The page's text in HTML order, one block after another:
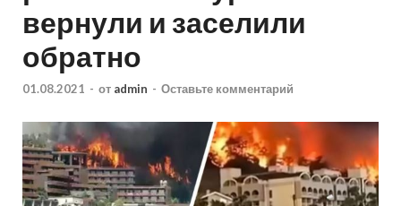
вернули и заселили
обратно
01.08.2021 - от admin - Оставьте комментарий